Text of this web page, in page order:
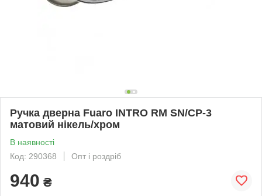
Ручка дверна Fuaro INTRO RM SN/CP-3
матовий нікель/хром
В наявності
Код: 290368
Опт і роздріб
940 ₴